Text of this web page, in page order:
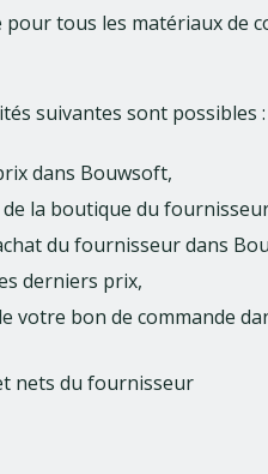
pour tous les matériaux de
suivantes sont possibles :
dans Bouwsoft,
la boutique du
du fournisseur dans
derniers prix,
votre bon de commande
nets du fournisseur